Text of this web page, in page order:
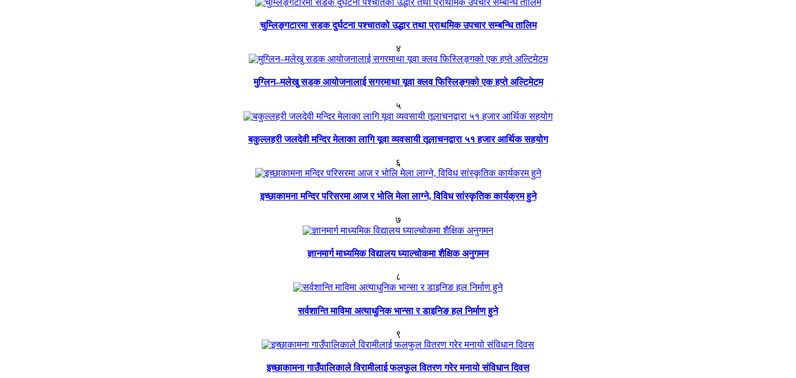
चुम्लिङ्गटारमा सडक दुर्घटना पश्चातको उद्धार तथा प्राथमिक उपचार सम्बन्धि तालिम
४
मुग्लिन–मलेखु सडक आयोजनालाई सगरमाथा यूवा क्लव फिस्लिङ्गको एक हप्ते अल्टिमेटम
५
बकुल्लहरी जलदेवी मन्दिर मेलाका लागि यूवा व्यवसायी तूलाचनद्वारा ५१ हजार आर्थिक सहयोग
६
इच्छाकामना मन्दिर परिसरमा आज र भोलि मेला लाग्ने, विविध सांस्कृतिक कार्यक्रम हुने
७
ज्ञानमार्ग माध्यमिक विद्यालय घ्याल्चोकमा शैक्षिक अनुगमन
८
सर्वशान्ति माविमा अत्याधुनिक भान्सा र डाइनिङ हल निर्माण हुने
९
इच्छाकामना गाउँपालिकाले विरामीलाई फलफुल वितरण गरेर मनायो संविधान दिवस